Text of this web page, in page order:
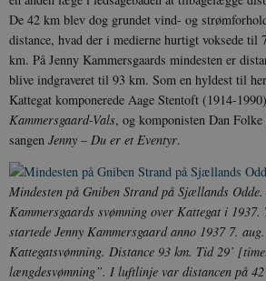
De 42 km blev dog grundet vind- og
distance, hvad der i medierne hurtigt voksede til
km. På Jenny Kammersgaards mindesten er
blive indgraveret til 93 km. Som en hyldest til
Kattegat komponerede Aage Stentoft (1914-
Kammersgaard-Vals, og komponisten Dan
sangen Jenny – Du er et Eventyr.
Mindesten på Gniben Strand på Sjællands
Kammersgaards svømning over Kattegat i
startede Jenny Kammersgaard anno 1937 7.
Kattegatsvømning. Distance 93 km. Tid 29’
længdesvømning”. I luftlinje var distancen på 42